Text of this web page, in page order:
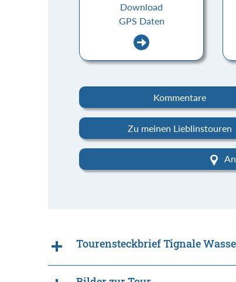
Download
GPS Daten
Kommentare
Zu meinen Lieblinstouren
Tourensteckbrief Tignale